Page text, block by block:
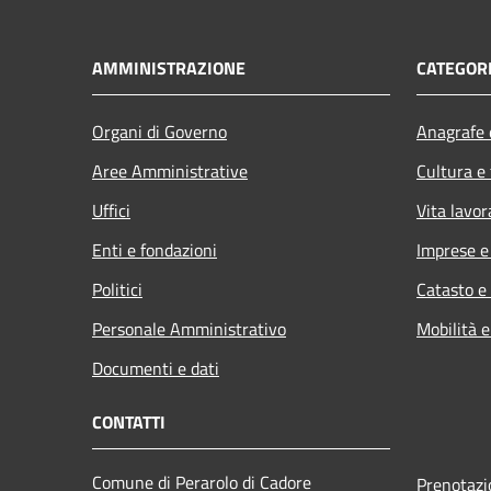
AMMINISTRAZIONE
Organi di Governo
Aree Amministrative
Uffici
Enti e fondazioni
Politici
Personale Amministrativo
Documenti e dati
Cultura
Vita
Imprese
Catasto
Mobilità
CONTATTI
Comune di Perarolo di Cadore